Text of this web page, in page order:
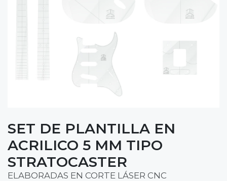
SET DE PLANTILLA EN
ACRILICO 5 MM TIPO
STRATOCASTER
ELABORADAS EN CORTE LÁSER CNC